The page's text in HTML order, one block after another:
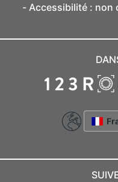
Accessibilité : non